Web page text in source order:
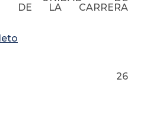
DE LA CARRERA